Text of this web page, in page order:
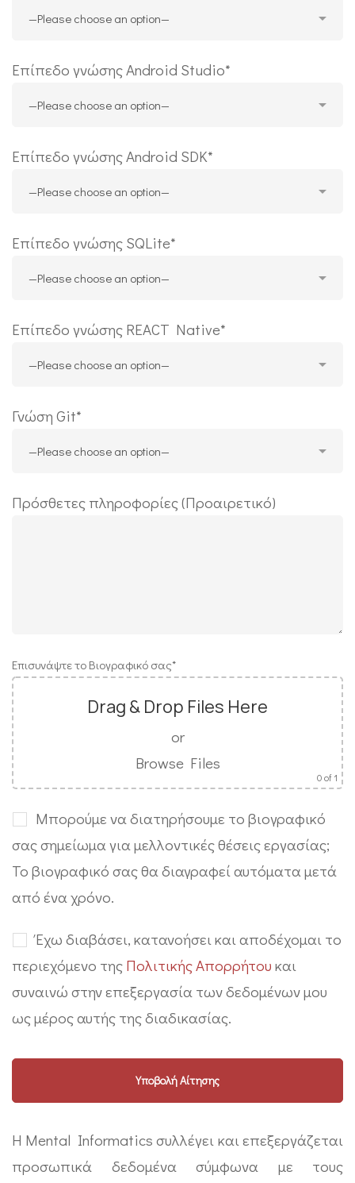
Επίπεδο γνώσης Android Studio*
Επίπεδο γνώσης Android SDK*
Επίπεδο γνώσης SQLite*
Επίπεδο γνώσης REACT Native*
Γνώση Git*
Πρόσθετες πληροφορίες (Προαιρετικό)
Επισυνάψτε το Βιογραφικό σας*
Drag & Drop Files Here
or
Browse Files
0of 1
Μπορούμε να διατηρήσουμε το βιογραφικό
σας σημείωμα για μελλοντικές θέσεις εργασίας;
Το βιογραφικό σας θα διαγραφεί αυτόματα μετά
από ένα χρόνο.
Έχω διαβάσει, κατανοήσει και αποδέχομαι το
περιεχόμενο της Πολιτικής Απορρήτου και
συναινώ στην επεξεργασία των δεδομένων μου
ως μέρος αυτής της διαδικασίας.
Η Mental Informatics συλλέγει και επεξεργάζεται
προσωπικά δεδομένα σύμφωνα με τους